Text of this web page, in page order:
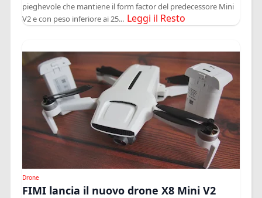
pieghevole che mantiene il form factor del predecessore Mini
V2 e con peso inferiore ai 25... Leggi il Resto
Drone
FIMI lancia il nuovo drone X8 Mini V2